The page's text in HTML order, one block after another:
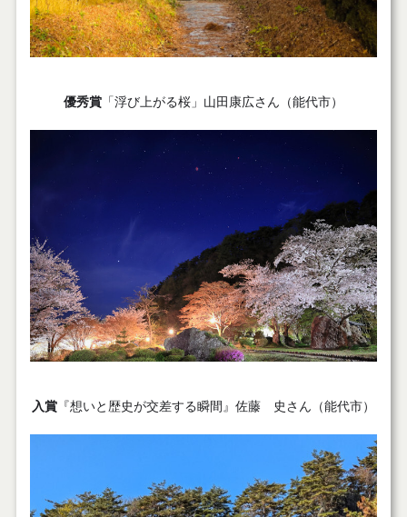
優秀賞「浮び上がる桜」山田康広さん（能代市）
入賞『想いと歴史が交差する瞬間』佐藤 史 さん（能代市）